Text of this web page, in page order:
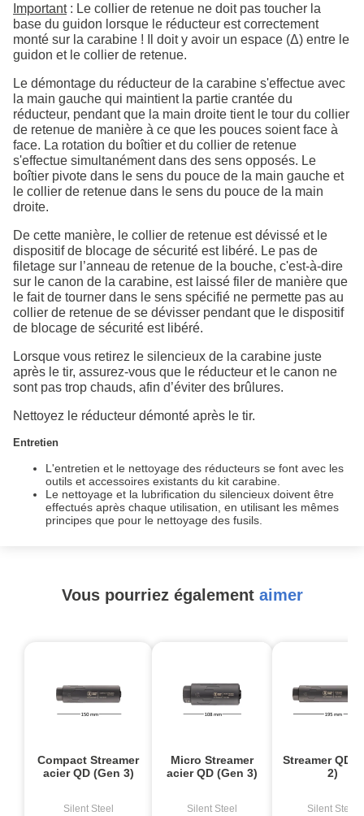
Important: Le collier de retenue ne doit pas toucher la
base du guidon lorsque le réducteur est correctement
monté sur la carabine ! Il doit y avoir un espace (Δ) entre le
guidon et le collier de retenue.
Le démontage du réducteur de la carabine s'effectue avec
la main gauche qui maintient la partie crantée du
réducteur, pendant que la main droite tient le tour du collier
de retenue de manière à ce que les pouces soient face à
face. La rotation du boîtier et du collier de retenue
s'effectue simultanément dans des sens opposés. Le
boîtier pivote dans le sens du pouce de la main gauche et
le collier de retenue dans le sens du pouce de la main
droite.
De cette manière, le collier de retenue est dévissé et le
dispositif de blocage de sécurité est libéré. Le pas de
filetage sur l’anneau de retenue de la bouche, c'est-à-dire
sur le canon de la carabine, est laissé filer de manière que
le fait de tourner dans le sens spécifié ne permette pas au
collier de retenue de se dévisser pendant que le dispositif
de blocage de sécurité est libéré.
Lorsque vous retirez le silencieux de la carabine juste
après le tir, assurez-vous que le réducteur et le canon ne
sont pas trop chauds, afin d’éviter des brûlures.
Nettoyez le réducteur démonté après le tir.
Entretien
L'entretien et le nettoyage des réducteurs se font avec les
outils et accessoires existants du kit carabine.
Le nettoyage et la lubrification du silencieux doivent être
effectués après chaque utilisation, en utilisant les mêmes
principes que pour le nettoyage des fusils.
Vous pourriez également aimer
Compact Streamer
acier QD (Gen 3)
Silent Steel
Micro Streamer
acier QD (Gen 3)
Silent Steel
Streamer QD
2)
Silent Steel